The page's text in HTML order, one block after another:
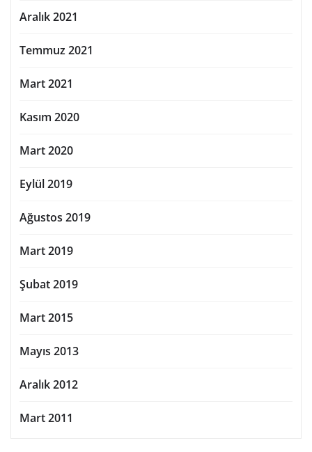
Aralık 2021
Temmuz 2021
Mart 2021
Kasım 2020
Mart 2020
Eylül 2019
Ağustos 2019
Mart 2019
Şubat 2019
Mart 2015
Mayıs 2013
Aralık 2012
Mart 2011